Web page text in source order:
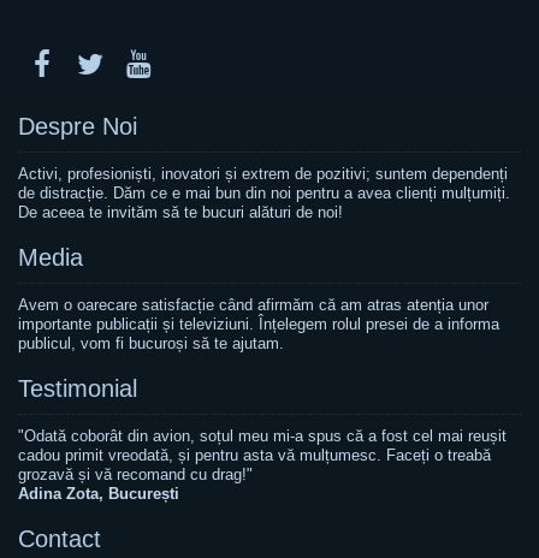
Despre Noi
Activi, profesioniști, inovatori și extrem de pozitivi; suntem dependenți
de distracție. Dăm ce e mai bun din noi pentru a avea clienți mulțumiți.
De aceea te invităm să te bucuri alături de noi!
Media
Avem o oarecare satisfacție când afirmăm că am atras atenția unor
importante publicații și televiziuni. Înțelegem rolul presei de a informa
publicul, vom fi bucuroși să te ajutam.
Testimonial
"Odată coborât din avion, soțul meu mi-a spus că a fost cel mai reușit
cadou primit vreodată, și pentru asta vă mulțumesc. Faceți o treabă
grozavă și vă recomand cu drag!"
Adina Zota, București
Contact